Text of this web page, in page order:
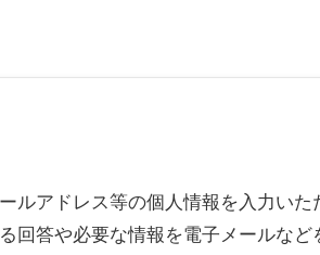
ルアドレス等の個人情報を入力いた
回答や必要な情報を電子メールなど